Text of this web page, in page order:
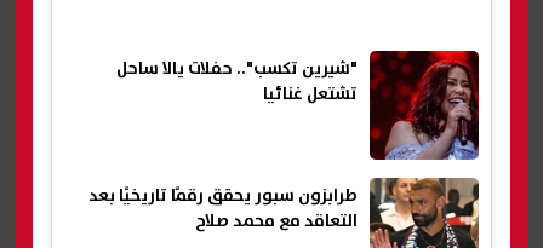
"شيرين تكسب".. حفلات يالا ساحل
تشتعل غنائيا
طرابزون سبور يحقق رقمًا تاريخيًا بعد
التعاقد مع محمد صلاح